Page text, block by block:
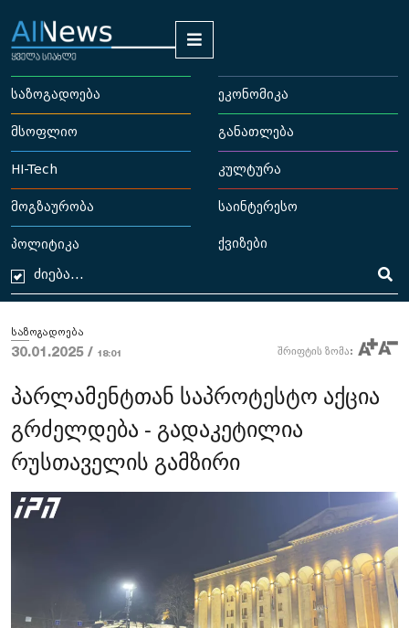
საზოგადოება ეკონომიკა
მსოფლიო განათლება
HI-Tech კულტურა
მოგზაურობა საინტერესო
პოლიტიკა ქვიზები
საზოგადოება
30.01.2025 / 18:01 შრიფტის ზომა:
პარლამენტთან საპროტესტო აქცია
გრძელდება - გადაკეტილია
რუსთაველის გამზირი